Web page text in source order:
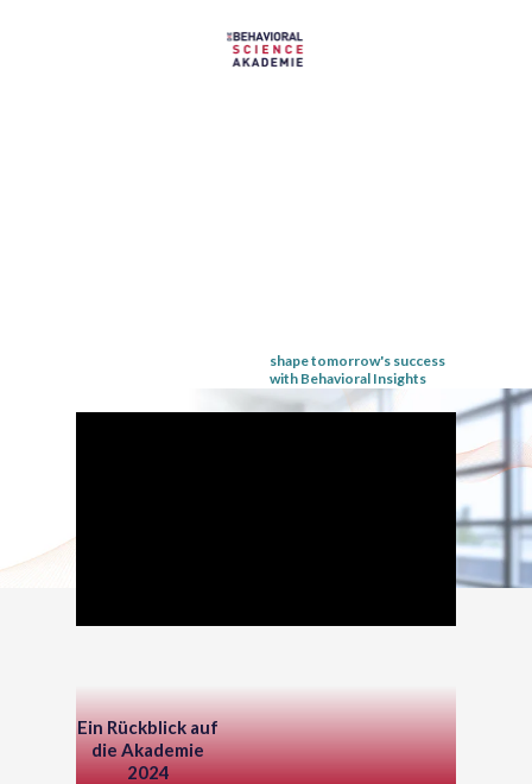
shape tomorrow's success
with Behavioral Insights
Ein Rückblick auf
die Akademie
2024